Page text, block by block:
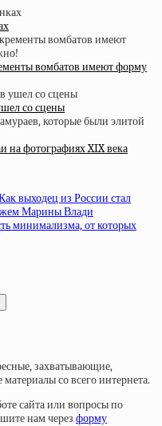
вомбатов имеют форму
со сцены
на фотографиях XIX века
выходец из России стал
Марины Влади
минимализма, от которых
захватывающие,
со всего интернета.
сайта или вопросы по
нам через форму